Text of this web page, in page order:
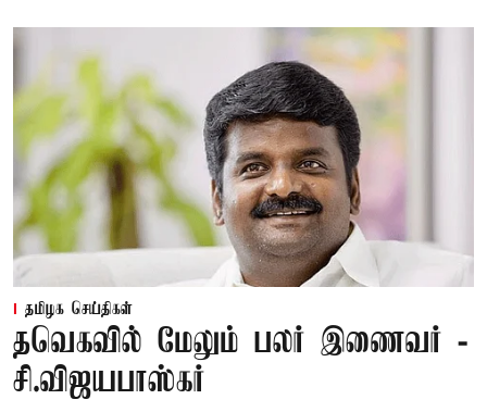
தமிழக செய்திகள்
தவெகவில் மேலும் பலர் இணைவர் -
சி.விஜயபாஸ்கர்